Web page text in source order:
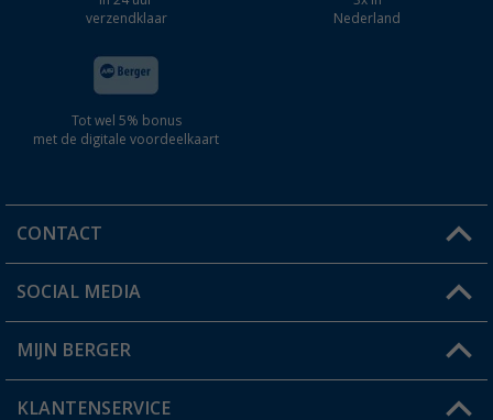
verzendklaar
Nederland
Tot wel 5% bonus
met de digitale voordeelkaart
CONTACT
Een vraag?
Winkel vinden
SOCIAL MEDIA
MIJN BERGER
Mijn account
KLANTENSERVICE